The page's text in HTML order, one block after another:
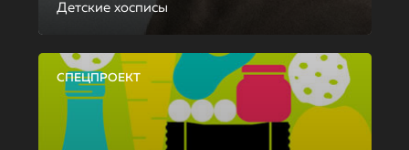
Детские хосписы
СПЕЦПРОЕКТ